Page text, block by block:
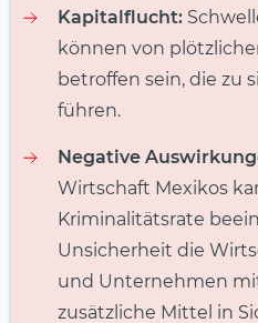
Kapitalflucht:
können von
betroffen sein, die zu
führen.
Negative
Wirtschaft Mexikos
Kriminalitätsrate
Unsicherheit die
und Unternehmen
zusätzliche Mittel in